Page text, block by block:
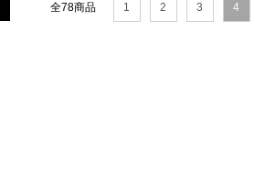
全78商品 1 2 3 4